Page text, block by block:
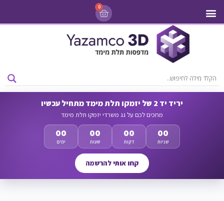
0
יריד יד 2 של יזמקו תלת מימד מתחיל עכשיו
מחכים לכם על גג משרדי יזמקו תלת מימד
00
ימים
00
שעות
00
דקות
00
שניות
קחו אותי להרשמה